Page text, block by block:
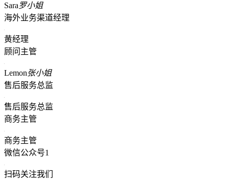
Sara罗小姐
海外业务渠道经理
黄经理
顾问主管
Lemon张小姐
售后服务总监
售后服务总监
商务主管
商务主管
微信公众号1
扫码关注我们